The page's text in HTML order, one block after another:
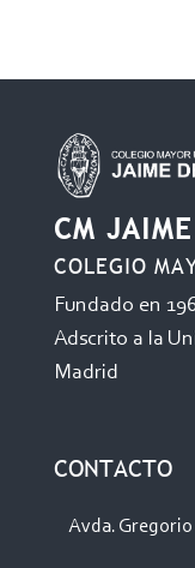
CM
COLEGIO
Fundado en
Adscrito a la
Madrid
CONTACTO
Avda.